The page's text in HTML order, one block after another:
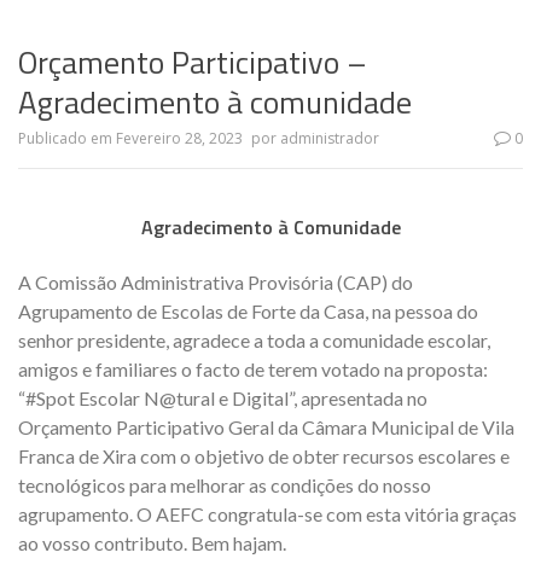
Orçamento Participativo –
Agradecimento à comunidade
Publicado em Fevereiro 28, 2023 por administrador 0
Agradecimento à Comunidade
A Comissão Administrativa Provisória (CAP) do
Agrupamento de Escolas de Forte da Casa, na pessoa do
senhor presidente, agradece a toda a comunidade escolar,
amigos e familiares o facto de terem votado na proposta:
“#Spot Escolar N@tural e Digital”, apresentada no
Orçamento Participativo Geral da Câmara Municipal de Vila
Franca de Xira com o objetivo de obter recursos escolares e
tecnológicos para melhorar as condições do nosso
agrupamento. O AEFC congratula-se com esta vitória graças
ao vosso contributo. Bem hajam.